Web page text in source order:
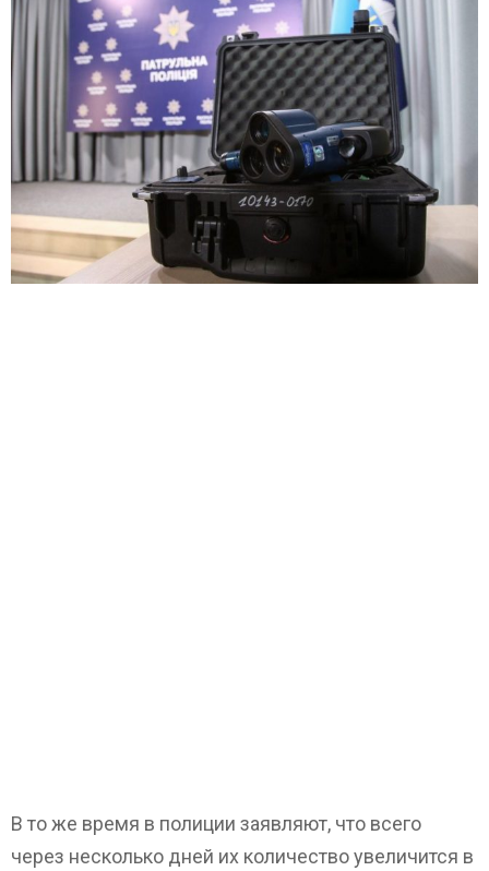
В то же время в полиции заявляют, что всего
через несколько дней их количество увеличится в